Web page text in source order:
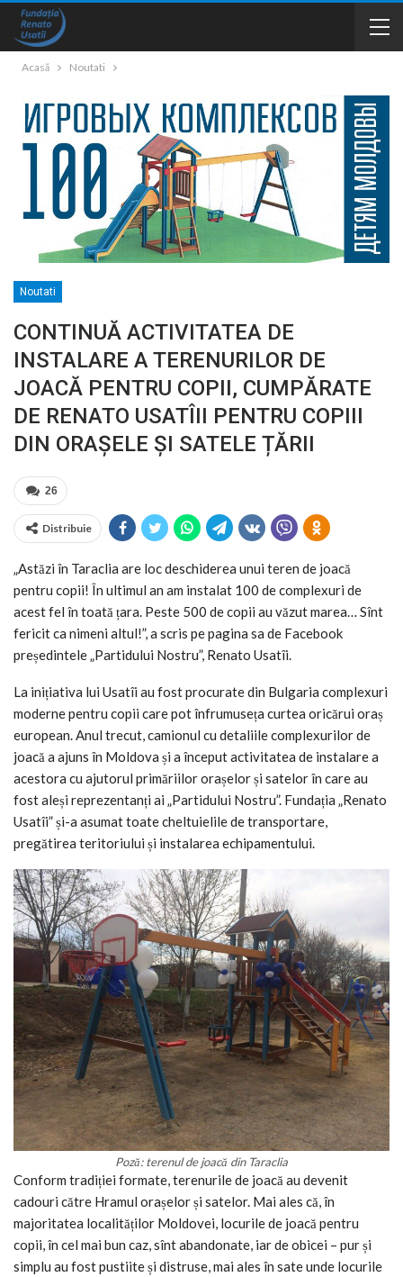
Acasă Noutati
Noutati
CONTINUĂ ACTIVITATEA DE
INSTALARE A TERENURILOR DE
JOACĂ PENTRU COPII, CUMPĂRATE
DE RENATO USATÎII PENTRU COPIII
DIN ORAȘELE ȘI SATELE ȚĂRII
26
Distribuie
„Astăzi în Taraclia are loc deschiderea unui teren de joacă
pentru copii! În ultimul an am instalat 100 de complexuri de
acest fel în toată țara. Peste 500 de copii au văzut marea… Sînt
fericit ca nimeni altul!”, a scris pe pagina sa de Facebook
președintele „Partidului Nostru”, Renato Usatîi.
La inițiativa lui Usatîi au fost procurate din Bulgaria complexuri
moderne pentru copii care pot înfrumuseța curtea oricărui oraș
european. Anul trecut, camionul cu detaliile complexurilor de
joacă a ajuns în Moldova și a început activitatea de instalare a
acestora cu ajutorul primăriilor orașelor și satelor în care au
fost aleși reprezentanți ai „Partidului Nostru”. Fundația „Renato
Usatîi” și-a asumat toate cheltuielile de transportare,
pregătirea teritoriului și instalarea echipamentului.
Poză: terenul de joacă din Taraclia
Conform tradiției formate, terenurile de joacă au devenit
cadouri către Hramul orașelor și satelor. Mai ales că, în
majoritatea localităților Moldovei, locurile de joacă pentru
copii, în cel mai bun caz, sînt abandonate, iar de obicei – pur și
simplu au fost pustiite și distruse, mai ales în sate unde locurile